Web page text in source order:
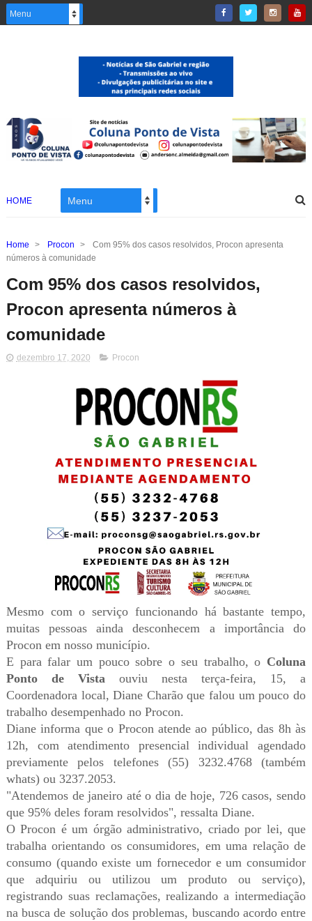
HOME
Home > Procon >
Com 95% dos casos resolvidos, Procon apresenta
números à comunidade
Com 95% dos casos resolvidos,
Procon apresenta números à
comunidade
dezembro 17, 2020 Procon
Mesmo com o serviço funcionando há bastante tempo,
muitas pessoas ainda desconhecem a importância do
Procon em nosso município.
E para falar um pouco sobre o seu trabalho, o Coluna
Ponto de Vistaouviu nesta terça-feira, 15, a
Coordenadora local, Diane Charão que falou um pouco do
trabalho desempenhado no Procon.
Diane informa que o Procon atende ao público, das 8h às
12h, com atendimento presencial individual agendado
previamente pelos telefones (55) 3232.4768 (também
whats) ou 3237.2053.
"Atendemos de janeiro até o dia de hoje, 726 casos, sendo
que 95% deles foram resolvidos", ressalta Diane.
O Procon é um órgão administrativo, criado por lei, que
trabalha orientando os consumidores, em uma relação de
consumo (quando existe um fornecedor e um consumidor
que adquiriu ou utilizou um produto ou serviço),
registrando suas reclamações, realizando a intermediação
na busca de solução dos problemas, buscando acordo entre